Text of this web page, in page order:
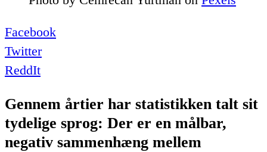
Facebook
Twitter
ReddIt
Gennem årtier har statistikken talt sit
tydelige sprog: Der er en målbar,
negativ sammenhæng mellem